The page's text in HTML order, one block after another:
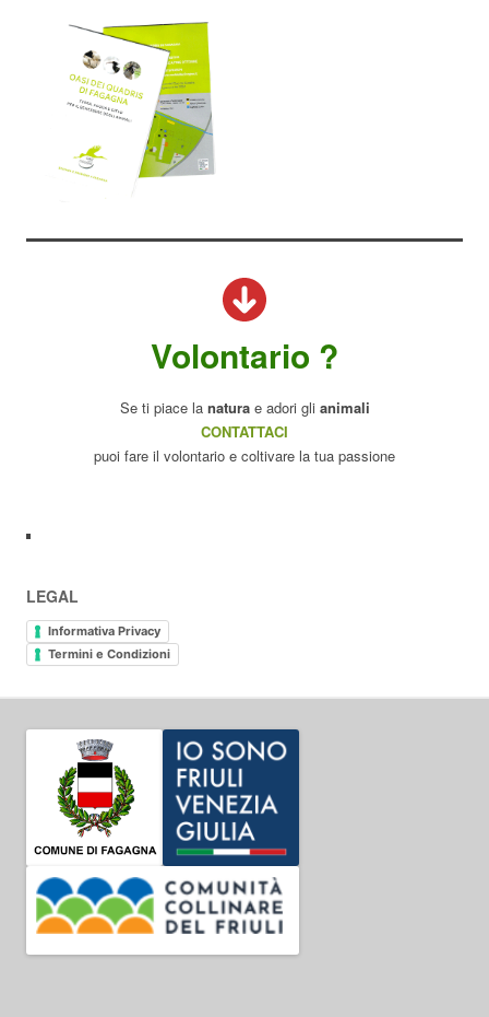
Volontario ?
Se ti piace la naturae adori gli animali
CONTATTACI
puoi fare il volontario e coltivare la tua passione
LEGAL
Informativa Privacy
Termini e Condizioni